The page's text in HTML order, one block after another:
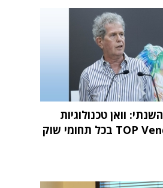
מחקר STKI השנתי: וואן טכנולוגיות
דורגה כ-TOP Vendor בכל תחומי שוק